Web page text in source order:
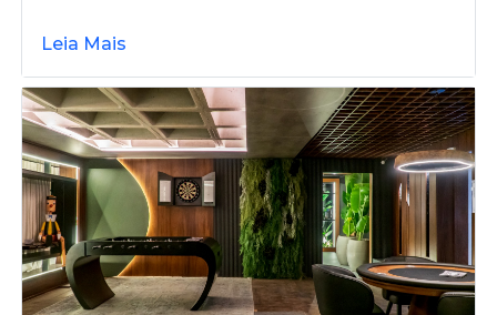
Leia Mais